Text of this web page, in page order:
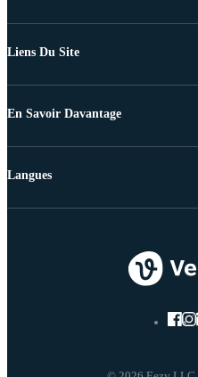
Liens Du Site
En Savoir Davantage
Langues